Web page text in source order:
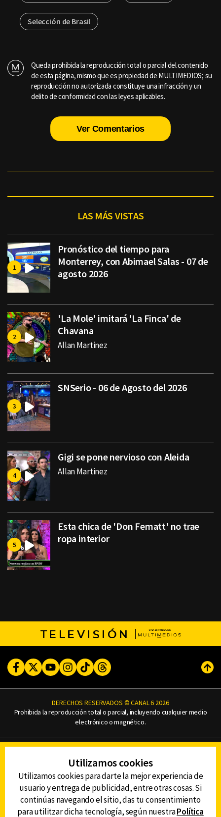
Selección de Brasil
Queda prohibida la reproducción total o parcial del contenido
de esta página, mismo que es propiedad de MULTIMEDIOS; su
reproducción no autorizada constituye una infracción y un
delito de conformidad con las leyes aplicables.
Ver Comentarios
LAS MÁS VISTAS
Pronóstico del tiempo para
Monterrey, con Abimael Salas - 07 de
agosto 2026
'La Mole' imitará 'La Finca' de
Chavana
Allan Martinez
SNSerio - 06 de Agosto del 2026
Gigi se pone nervioso con Aleida
Allan Martinez
Esta chica de 'Don Fematt' no trae
ropa interior
TELEVISIÓN
FacebookTwitterYoutubeInstagram
TikTokThreads
DERECHOS RESERVADOS © CANAL 6 2026
Prohibida la reproducción total o parcial, incluyendo cualquier medio
electrónico o magnético.
AVISO DE PRIVACIDAD
AVISO LEGAL
DEFENSORÍA DE LAS AUDIENCIAS
Utilizamos cookies
Utilizamos cookies para darte la mejor experiencia de
usuario y entrega de publicidad, entre otras cosas. Si
continúas navegando el sitio, das tu consentimiento
para utilitzar dicha tecnología, según nuestraPolítica